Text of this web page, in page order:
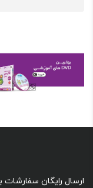
ارسال رایگان سفارشات بیش از 3،000،000